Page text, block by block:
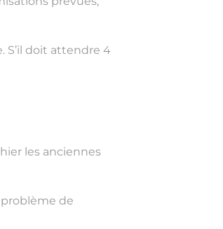
S’il doit attendre 4
les anciennes
problème de